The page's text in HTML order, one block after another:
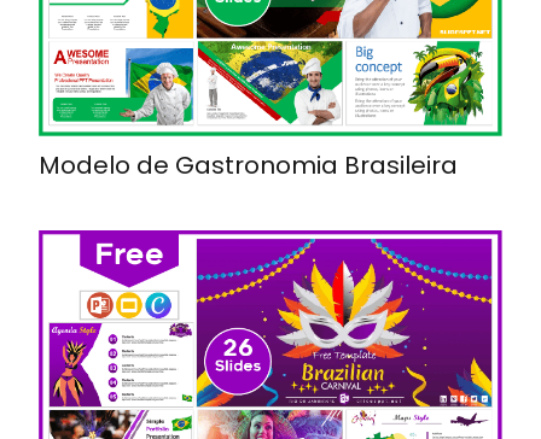
Modelo de Gastronomia Brasileira